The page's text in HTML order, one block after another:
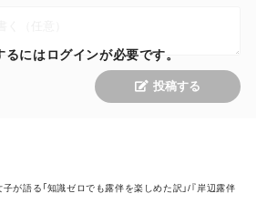
るにはログインが必要です。
投稿する
が語る「知識ゼロでも露伴を楽しめた訳」/『岸辺露伴